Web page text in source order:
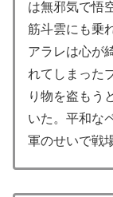
は無邪気で悟
筋斗雲にも乗
アラレは心が
れてしまった
り物を盗もう
いた。平和な
軍のせいで戦